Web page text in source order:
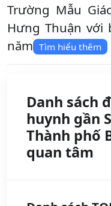
Trường Mẫu
Hưng Thuận với
năm Tìm hiểu thêm
Danh sách
huynh gần
Thành phố
quan tâm